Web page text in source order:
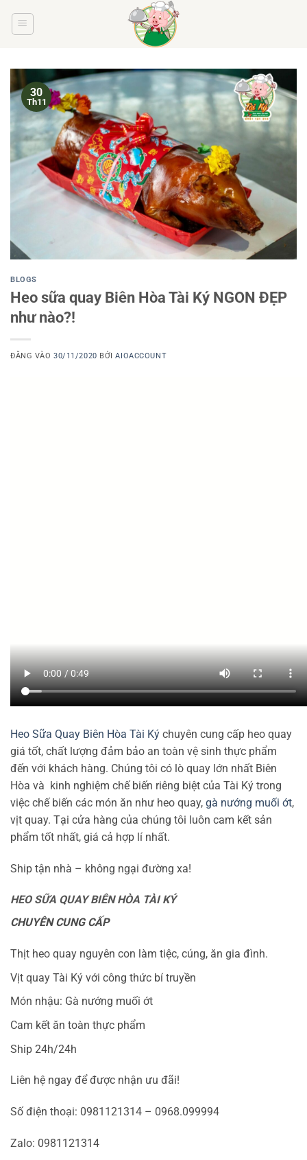
30
Th11
BLOGS
Heo sữa quay Biên Hòa Tài Ký NGON ĐẸP
như nào?!
ĐĂNG VÀO30/11/2020 BỞIAIOACCOUNT
Heo Sữa Quay Biên Hòa Tài Ký chuyên cung cấp heo quay
giá tốt, chất lượng đảm bảo an toàn vệ sinh thực phẩm
đến với khách hàng. Chúng tôi có lò quay lớn nhất Biên
Hòa và kinh nghiệm chế biến riêng biệt của Tài Ký trong
việc chế biến các món ăn như heo quay, gà nướng muối ớt,
vịt quay. Tại cửa hàng của chúng tôi luôn cam kết sản
phẩm tốt nhất, giá cả hợp lí nhất.
Ship tận nhà – không ngại đường xa!
HEO SỮA QUAY BIÊN HÒA TÀI KÝ
CHUYÊN CUNG CẤP
Thịt heo quay nguyên con làm tiệc, cúng, ăn gia đình.
Vịt quay Tài Ký với công thức bí truyền
Món nhậu: Gà nướng muối ớt
Cam kết ăn toàn thực phẩm
Ship 24h/24h
Liên hệ ngay để được nhận ưu đãi!
Số điện thoại: 0981121314 – 0968.099994
Zalo: 0981121314